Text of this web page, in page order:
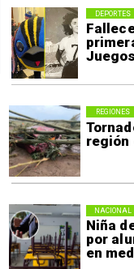
DEPORTES
región
REGIONES
Niña
por
en
NACIONAL